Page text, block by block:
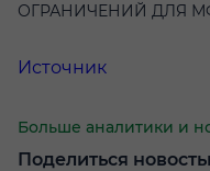
ОГРАНИЧЕНИЙ ДЛЯ
Источник
Больше аналитики и
Поделиться